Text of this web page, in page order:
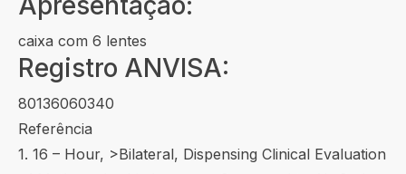
caixa com 6 lentes
Registro ANVISA:
80136060340
Referência
1. 16 – Hour, >Bilateral, Dispensing Clinical Evaluation